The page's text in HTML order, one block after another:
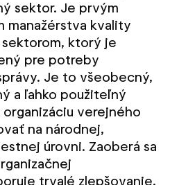
sektor. Je prvým
manažérstva kvality
ktorý je
pre potreby
Je to všeobecný,
a ľahko použiteľný
verejného
na národnej,
úrovni. Zaoberá sa
trvalé zlepšovanie.